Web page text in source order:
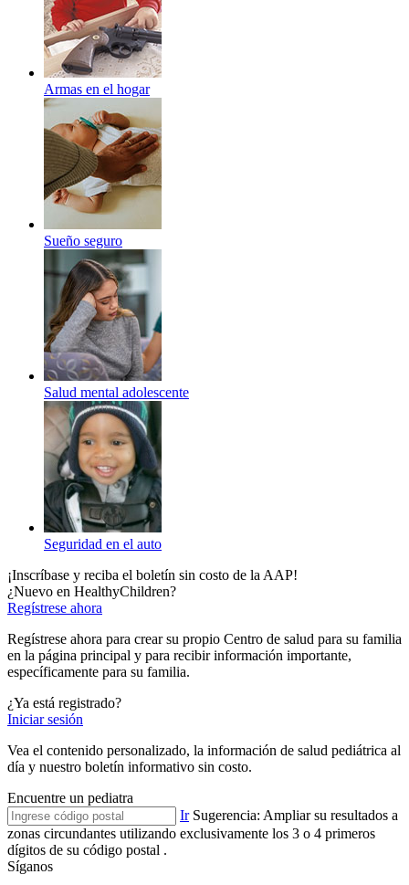
Armas en el hogar
Sueño seguro
Salud mental adolescente
Seguridad en el auto
¡Inscríbase y reciba el boletín sin costo de la AAP!
¿Nuevo en HealthyChildren?
Regístrese ahora
Regístrese ahora para crear su propio Centro de salud para su familia
en la página principal y para recibir información importante,
específicamente para su familia.
¿Ya está registrado?
Iniciar sesión
Vea el contenido personalizado, la información de salud pediátrica al
día y nuestro boletín informativo sin costo.
​Encuentre un pediatra
Ir Sugerencia: Ampliar su resultados a
zonas circundantes utilizando exclusivamente los 3 o 4 primeros
dígitos de su código postal .
Síganos